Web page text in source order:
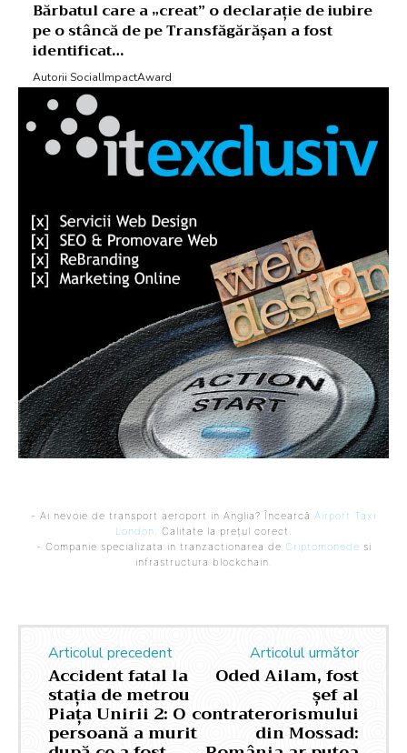
Bărbatul care a „creat” o declarație de iubire
pe o stâncă de pe Transfăgărășan a fost
identificat…
Autorii SocialImpactAward
- Ai nevoie de transport aeroport in Anglia? Încearcă Airport Taxi
London. Calitate la prețul corect.
- Companie specializata in tranzactionarea de Criptomonede si
infrastructura blockchain.
Articolul precedent
Accident fatal la
stația de metrou
Piața Unirii 2: O
persoană a murit
Articolul următor
Oded Ailam, fost
șef al
contraterorismului
din Mossad: